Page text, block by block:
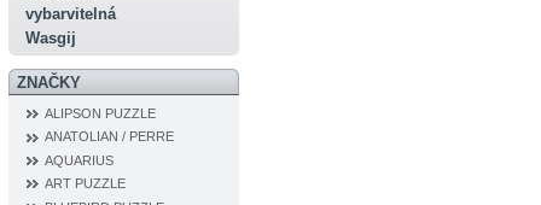
vybarvitelná
Wasgij
ZNAČKY
ALIPSON PUZZLE
ANATOLIAN / PERRE
AQUARIUS
ART PUZZLE